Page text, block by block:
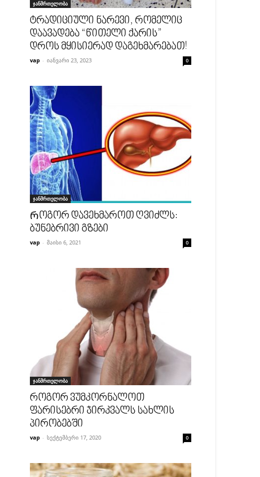
ჯანმრთელობა
ტრადიციული ნარევი, რომელიც
დაავადება “წითელი ქარის”
დროს მყისიერად დაგეხმარებათ!
vap - იანვარი 23, 2023 0
ჯანმრთელობა
Როგორ დავეხმაროთ ღვიძლს:
ბუნებრივი გზები
vap - მაისი 6, 2021 0
ჯანმრთელობა
როგორ ვუმკორნალოთ
ფარისებრი ჯირკვალს სახლის
პირობებში
vap - სექტემბერი 17, 2020 0